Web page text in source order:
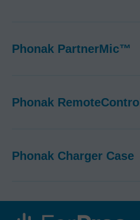
Phonak PartnerMic™
Phonak RemoteControl
Phonak Charger Case